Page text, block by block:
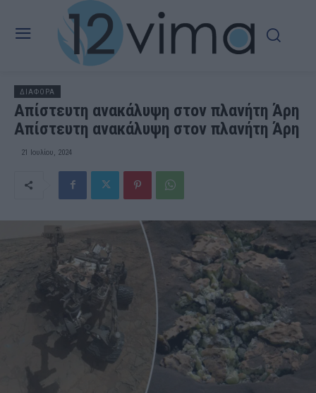
ΔΙΑΦΟΡΑ
Απίστευτη ανακάλυψη στον πλανήτη Άρη
Απίστευτη ανακάλυψη στον πλανήτη Άρη
21 Ιουλίου, 2024